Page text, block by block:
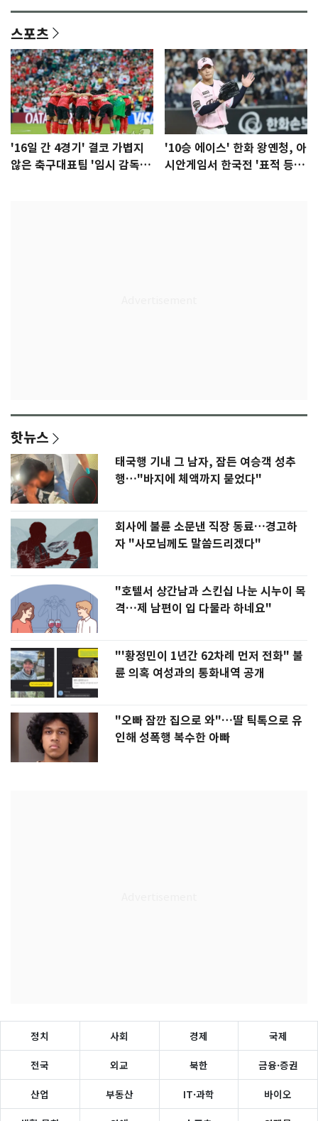
스포츠
'16일 간 4경기' 결코 가볍지
않은 축구대표팀 '임시 감독'
'10승 에이스' 한화 왕옌청, 아
시안게임서 한국전 '표적 등
핫뉴스
태국행 기내 그 남자, 잠든 여승객 성추
행…"바지에 체액까지 묻었다"
회사에 불륜 소문낸 직장 동료…경고하
자 "사모님께도 말씀드리겠다"
"호텔서 상간남과 스킨십 나눈 시누이 목
격…제 남편이 입 다물라 하네요"
"'황정민이 1년간 62차례 먼저 전화" 불
륜 의혹 여성과의 통화내역 공개
"오빠 잠깐 집으로 와"…딸 틱톡으로 유
인해 성폭행 복수한 아빠
정치 사회 경제 국제
전국 외교 북한 금융·증권
산업 부동산 IT·과학 바이오